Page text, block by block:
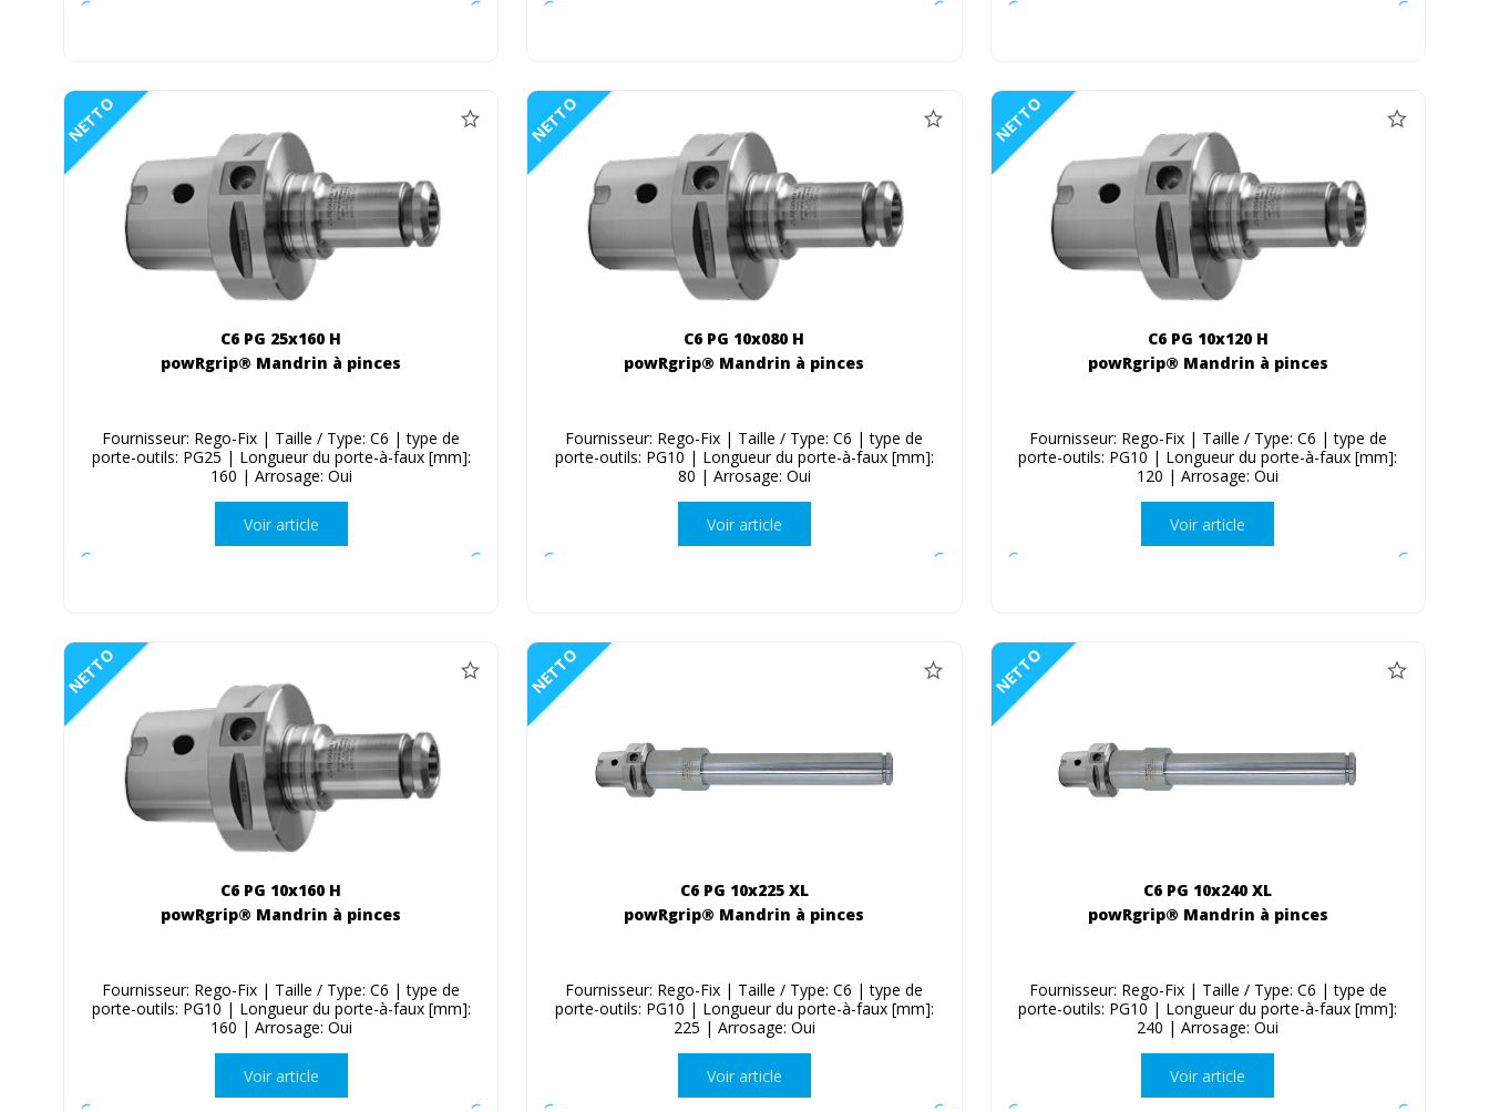
NETTO
C6 PG 25x160 H
powRgrip® Mandrin à pinces
Fournisseur: Rego-Fix | Taille / Type: C6 | type de
porte-outils: PG25 | Longueur du porte-à-faux [mm]:
160 | Arrosage: Oui
Voir article
NETTO
C6 PG 10x080 H
powRgrip® Mandrin à pinces
Fournisseur: Rego-Fix | Taille / Type: C6 | type de
porte-outils: PG10 | Longueur du porte-à-faux [mm]:
80 | Arrosage: Oui
Voir article
NETTO
C6 PG 10x120 H
powRgrip® Mandrin à pinces
Fournisseur: Rego-Fix | Taille / Type: C6 | type de
porte-outils: PG10 | Longueur du porte-à-faux [mm]:
120 | Arrosage: Oui
Voir article
NETTO
C6 PG 10x160 H
powRgrip® Mandrin à pinces
Fournisseur: Rego-Fix | Taille / Type: C6 | type de
porte-outils: PG10 | Longueur du porte-à-faux [mm]:
160 | Arrosage: Oui
Voir article
NETTO
C6 PG 10x225 XL
powRgrip® Mandrin à pinces
Fournisseur: Rego-Fix | Taille / Type: C6 | type de
porte-outils: PG10 | Longueur du porte-à-faux [mm]:
225 | Arrosage: Oui
Voir article
NETTO
C6 PG 10x240 XL
powRgrip® Mandrin à pinces
Fournisseur: Rego-Fix | Taille / Type: C6 | type de
porte-outils: PG10 | Longueur du porte-à-faux [mm]:
240 | Arrosage: Oui
Voir article